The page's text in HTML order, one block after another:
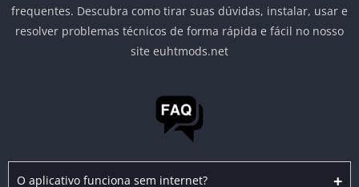
frequentes. Descubra como tirar suas dúvidas, instalar, usar e
resolver problemas técnicos de forma rápida e fácil no nosso
site euhtmods.net
+
O aplicativo funciona sem internet?